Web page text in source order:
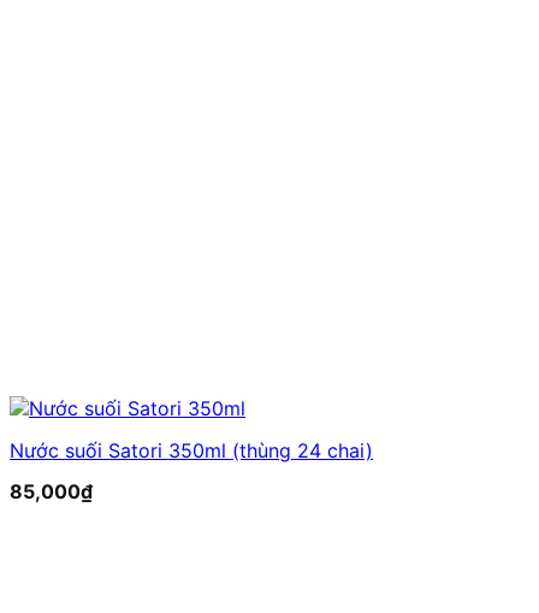
Nước suối Satori 350ml (thùng 24 chai)
85,000₫